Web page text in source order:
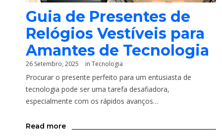
Guia de Presentes de
Relógios Vestíveis para
Amantes de Tecnologia
26 Setembro, 2025 in Tecnologia
Procurar o presente perfeito para um entusiasta de
tecnologia pode ser uma tarefa desafiadora,
especialmente com os rápidos avanços…
Read more